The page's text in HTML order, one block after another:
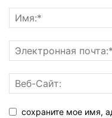
сохраните мое имя,